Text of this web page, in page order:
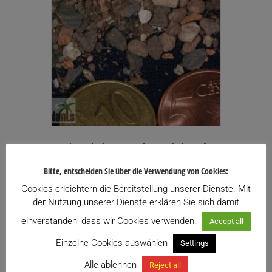
Universalsubstrat – Substratmischung für
Preisspanne:
2,40€
bis
Enthält 20% USt.
zzgl.Versand
Lieferzeit: ca. 10 Werktage
Zu meiner Wunschliste hinzufügen
Bitte, entscheiden Sie über die Verwendung von Cookies:
Cookies erleichtern die Bereitstellung unserer Dienste. Mit
der Nutzung unserer Dienste erklären Sie sich damit
einverstanden, dass wir Cookies verwenden.
Accept all
Einzelne Cookies auswählen Settings
Alle ablehnen Reject all